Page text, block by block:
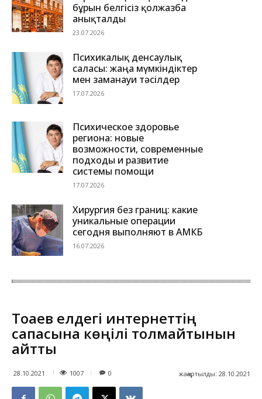
бұрын белгісіз қолжазба
анықталды
23.07.2026
Психикалық денсаулық
саласы: жаңа мүмкіндіктер
мен заманауи тәсілдер
17.07.2026
Психическое здоровье
региона: новые
возможности, современные
подходы и развитие
системы помощи
17.07.2026
Хирургия без границ: какие
уникальные операции
сегодня выполняют в АМКБ
16.07.2026